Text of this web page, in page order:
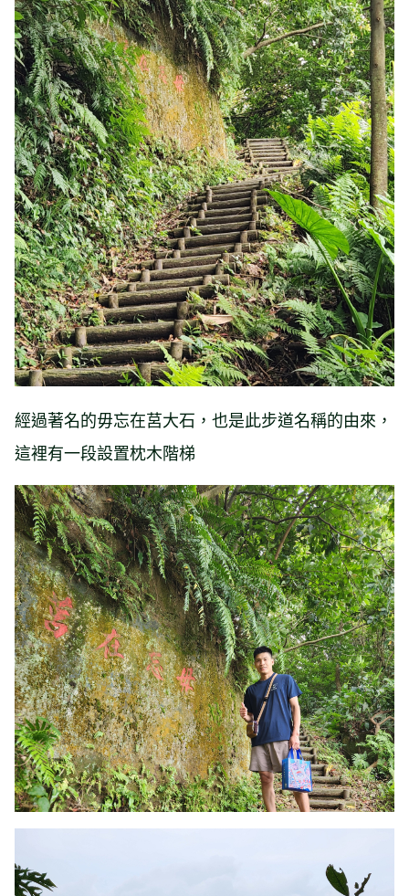
經過著名的毋忘在莒大石，也是此步道名稱的由來，
這裡有一段設置枕木階梯